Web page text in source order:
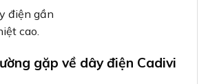
điện gần
cao.
gặp về dây điện Cadivi